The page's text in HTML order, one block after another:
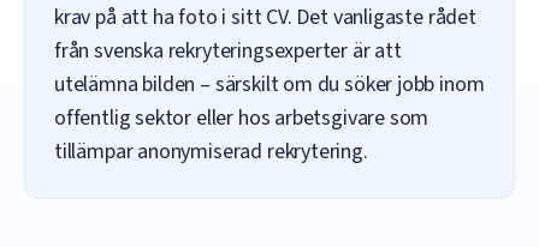
krav på att ha foto i sitt CV. Det vanligaste rådet
från svenska rekryteringsexperter är att
utelämna bilden – särskilt om du söker jobb inom
offentlig sektor eller hos arbetsgivare som
tillämpar anonymiserad rekrytering.